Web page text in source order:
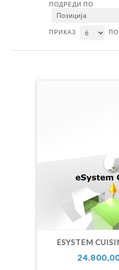
ПОДРЕДИ ПО
ПРИКАЗ
ESYSTEM